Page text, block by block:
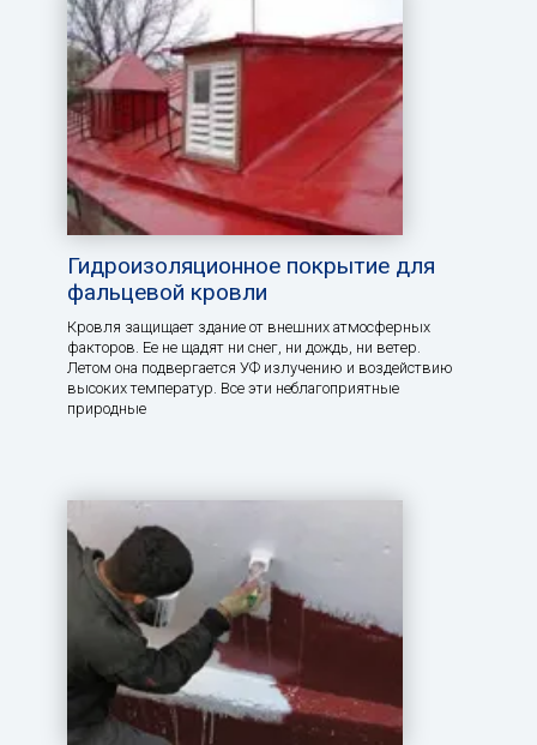
Гидроизоляционное покрытие для
фальцевой кровли
Кровля защищает здание от внешних атмосферных
факторов. Ее не щадят ни снег, ни дождь, ни ветер.
Летом она подвергается УФ излучению и воздействию
высоких температур. Все эти неблагоприятные
природные